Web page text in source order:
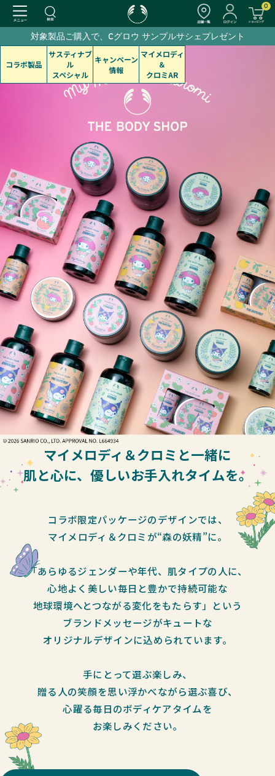
0
対象製品ご購入で、Cグロウ サンプルサシェプレゼント
コラボ製品
サスティナブ
ル
スペシャル
キャンペーン
情報
マイメロディ
＆
クロミAR
マイメロディ＆クロミと一緒に
肌と心に、優しいお手入れタイムを。
コラボ限定パッケージのデザインでは、
マイメロディ＆クロミが“森の妖精”に。
「あらゆるジェンダーや年代、肌タイプの人に、
心地よく美しい毎日と豊かで持続可能な
地球環境へとつながる変化をもたらす」という
ブランドメッセージがキュートな
オリジナルデザインに込められています。
手にとって選ぶ楽しみ、
贈る人の笑顔を思い浮かべながら選ぶ喜び、
心躍る毎日のボディケアタイムを
お楽しみください。